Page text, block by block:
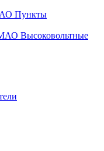
Пункты
Высоковольтные